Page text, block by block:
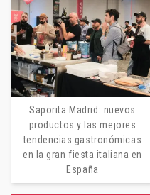
Saporita Madrid: nuevos
productos y las mejores
tendencias gastronómicas
en la gran fiesta italiana en
España
I Volti: una
con alma,
31 de